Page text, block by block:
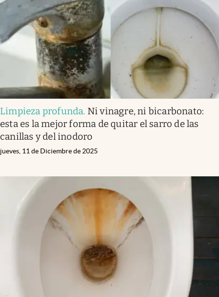
Limpieza profunda. Ni vinagre, ni bicarbonato:
esta es la mejor forma de quitar el sarro de las
canillas y del inodoro
jueves, 11 de Diciembre de 2025